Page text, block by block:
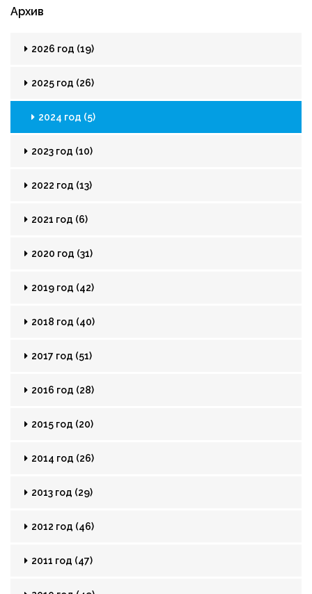
Архив
2026 год (19)
2025 год (26)
2024 год (5)
2023 год (10)
2022 год (13)
2021 год (6)
2020 год (31)
2019 год (42)
2018 год (40)
2017 год (51)
2016 год (28)
2015 год (20)
2014 год (26)
2013 год (29)
2012 год (46)
2011 год (47)